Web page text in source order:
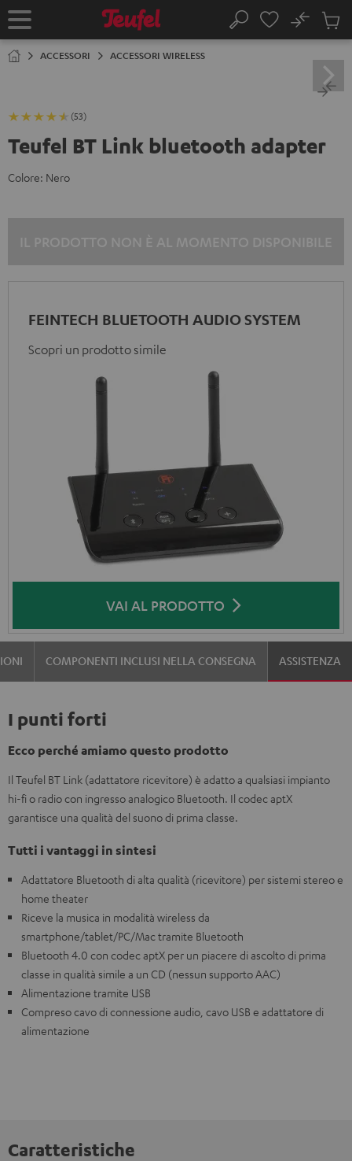
AL
Pagina
Cerca
No
ACCESSORI ACCESSORI WIRELESS
(53)
Teufel BT Link bluetooth adapter
Colore: Nero
FEINTECH BLUETOOTH AUDIO SYSTEM
Scopri un prodotto simile
VAI AL PRODOTTO
COMPONENTI INCLUSI NELLA CONSEGNA ASSISTENZA
I punti forti
Ecco perché amiamo questo prodotto
Il Teufel BT Link (adattatore ricevitore) è adatto a qualsiasi impianto
hi-fi o radio con ingresso analogico Bluetooth. Il codec aptX
garantisce una qualità del suono di prima classe.
Tutti i vantaggi in sintesi
Adattatore Bluetooth di alta qualità (ricevitore) per sistemi stereo e
home theater
Riceve la musica in modalità wireless da
smartphone/tablet/PC/Mac tramite Bluetooth
Bluetooth 4.0 con codec aptX per un piacere di ascolto di prima
classe in qualità simile a un CD (nessun supporto AAC)
Alimentazione tramite USB
Compreso cavo di connessione audio, cavo USB e adattatore di
alimentazione
Caratteristiche